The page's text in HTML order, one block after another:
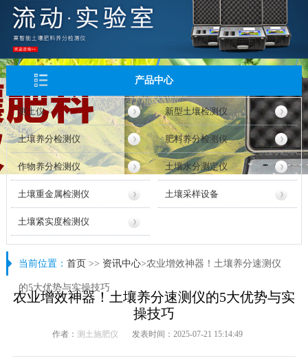
产品中心
测土仪 新型土壤检测仪
土壤养分检测仪 肥料养分检测仪
作物养分检测仪 土壤水分测定仪
土壤重金属检测仪 土壤采样设备
土壤紧实度检测仪
当前位置： 首页 >> 资讯中心>农业增效神器！土壤养分速测仪
的5大优势与实操技巧
农业增效神器！土壤养分速测仪的5大优势与实
操技巧
作者： 测土施肥仪 发表时间：2025-07-21 15:14:49